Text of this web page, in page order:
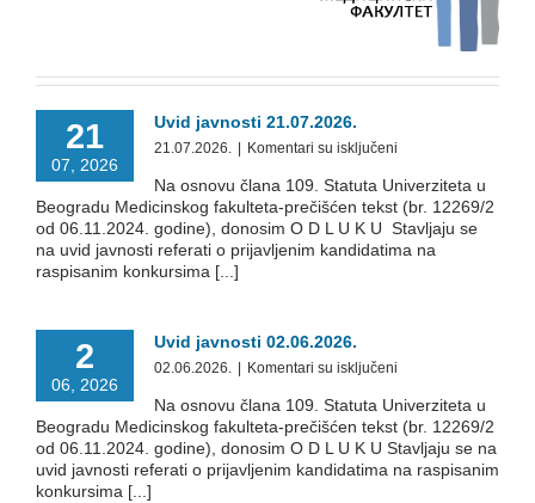
21
07, 2026
Uvid javnosti 21.07.2026.
21.07.2026. Komentari su isključeni
javnosti
21.07.2026.
Na osnovu člana 109. Statuta Univerziteta u
Beogradu Medicinskog fakulteta-prečišćen tekst (br. 12269/2
od 06.11.2024. godine), donosim O D L U K U Stavljaju se
na uvid javnosti referati o prijavljenim kandidatima na
raspisanim konkursima [...]
2
06, 2026
Uvid javnosti 02.06.2026.
02.06.2026. Komentari su isključeni
javnosti
02.06.2026.
Na osnovu člana 109. Statuta Univerziteta u
Beogradu Medicinskog fakulteta-prečišćen tekst (br. 12269/2
od 06.11.2024. godine), donosim O D L U K U Stavljaju se na
uvid javnosti referati o prijavljenim kandidatima na raspisanim
konkursima [...]